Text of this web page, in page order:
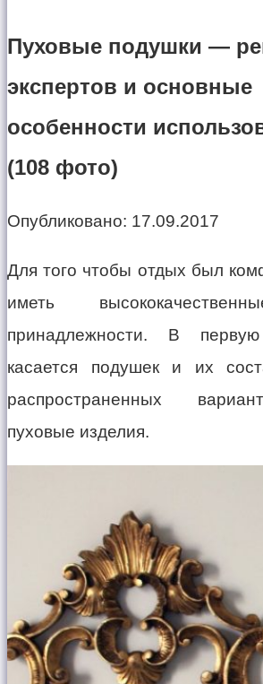
Пуховые подушки —
экспертов и основные
особенности
(108 фото)
Опубликовано: 17.09.2017
Для того чтобы отдых был
иметь
принадлежности. В
касается подушек и их
распространенных
пуховые изделия.